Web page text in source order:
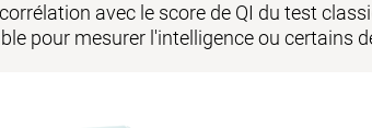
avec le score de QI du test
pour mesurer l'intelligence ou certains